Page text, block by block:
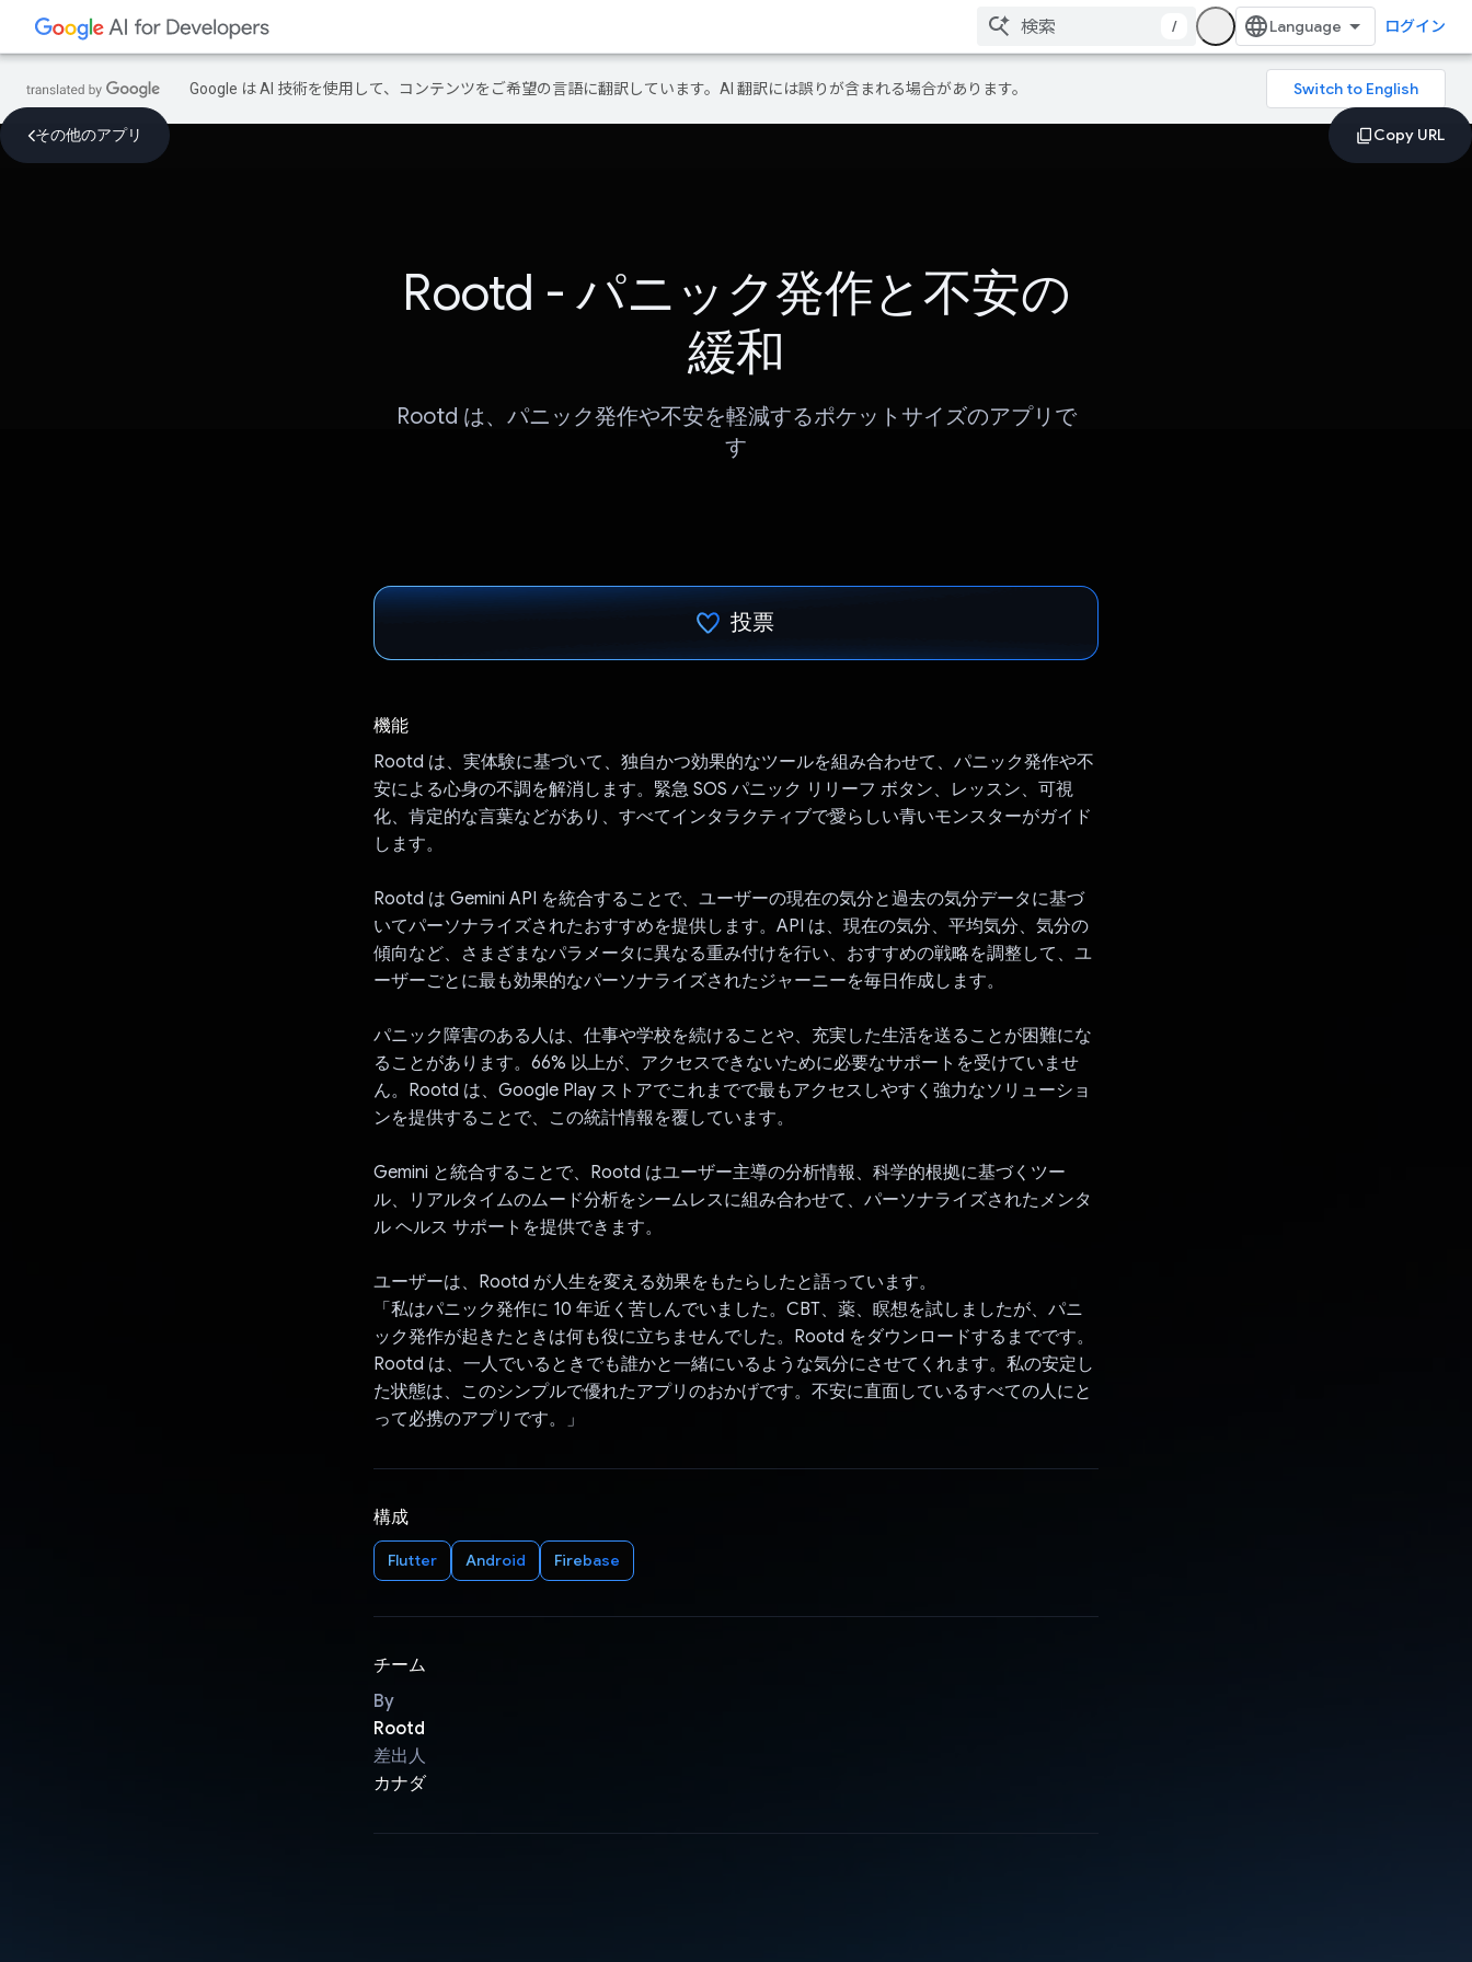
/ ログイン
Google は AI 技術を使用して、コンテンツをご希望の言語に翻訳しています。AI 翻訳には誤りが含まれる場合があります。
その他のアプリ
Rootd - パニック発作と不安の
緩和
Rootd は、パニック発作や不安を軽減するポケットサイズのアプリで
す
投票
機能
Rootd は、実体験に基づいて、独自かつ効果的なツールを組み合わせて、パニック発作や不
安による心身の不調を解消します。緊急 SOS パニック リリーフ ボタン、レッスン、可視
化、肯定的な言葉などがあり、すべてインタラクティブで愛らしい青いモンスターがガイド
します。
Rootd は Gemini API を統合することで、ユーザーの現在の気分と過去の気分データに基づ
いてパーソナライズされたおすすめを提供します。API は、現在の気分、平均気分、気分の
傾向など、さまざまなパラメータに異なる重み付けを行い、おすすめの戦略を調整して、ユ
ーザーごとに最も効果的なパーソナライズされたジャーニーを毎日作成します。
パニック障害のある人は、仕事や学校を続けることや、充実した生活を送ることが困難にな
ることがあります。66% 以上が、アクセスできないために必要なサポートを受けていませ
ん。Rootd は、Google Play ストアでこれまでで最もアクセスしやすく強力なソリューショ
ンを提供することで、この統計情報を覆しています。
Gemini と統合することで、Rootd はユーザー主導の分析情報、科学的根拠に基づくツー
ル、リアルタイムのムード分析をシームレスに組み合わせて、パーソナライズされたメンタ
ル ヘルス サポートを提供できます。
ユーザーは、Rootd が人生を変える効果をもたらしたと語っています。
「私はパニック発作に 10 年近く苦しんでいました。CBT、薬、瞑想を試しましたが、パニ
ック発作が起きたときは何も役に立ちませんでした。Rootd をダウンロードするまでです。
Rootd は、一人でいるときでも誰かと一緒にいるような気分にさせてくれます。私の安定し
た状態は、このシンプルで優れたアプリのおかげです。不安に直面しているすべての人にと
って必携のアプリです。」
構成
Flutter Android Firebase
チーム
By
Rootd
差出人
カナダ